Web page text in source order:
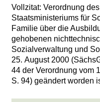
Vollzitat: Verordnung
Staatsministeriums für
Familie über die
gehobenen
Sozialverwaltung und
25. August 2000
44 der Verordnung vom
S. 94) geändert worden